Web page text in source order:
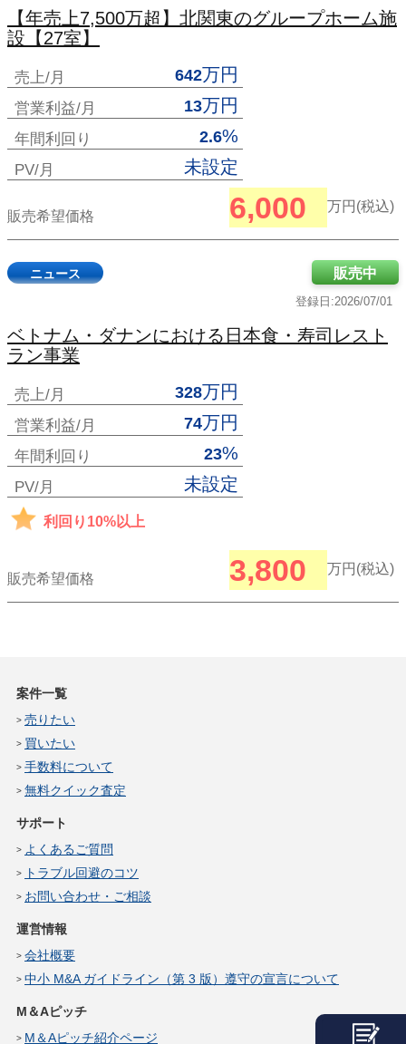
【年売上7,500万超】北関東のグループホーム施
設【27室】
売上/月 642万円
営業利益/月 13万円
年間利回り 2.6%
PV/月 未設定
販売希望価格 6,000 万円(税込)
ニュース
登録日:2026/07/01
販売中
ベトナム・ダナンにおける日本食・寿司レスト
ラン事業
売上/月 328万円
営業利益/月 74万円
年間利回り 23%
PV/月 未設定
利回り10%以上
販売希望価格 3,800 万円(税込)
案件一覧
売りたい
買いたい
手数料について
無料クイック査定
サポート
よくあるご質問
トラブル回避のコツ
お問い合わせ・ご相談
運営情報
会社概要
中小 M&A ガイドライン（第 3 版）遵守の宣言について
M＆Aピッチ
M＆Aピッチ紹介ページ